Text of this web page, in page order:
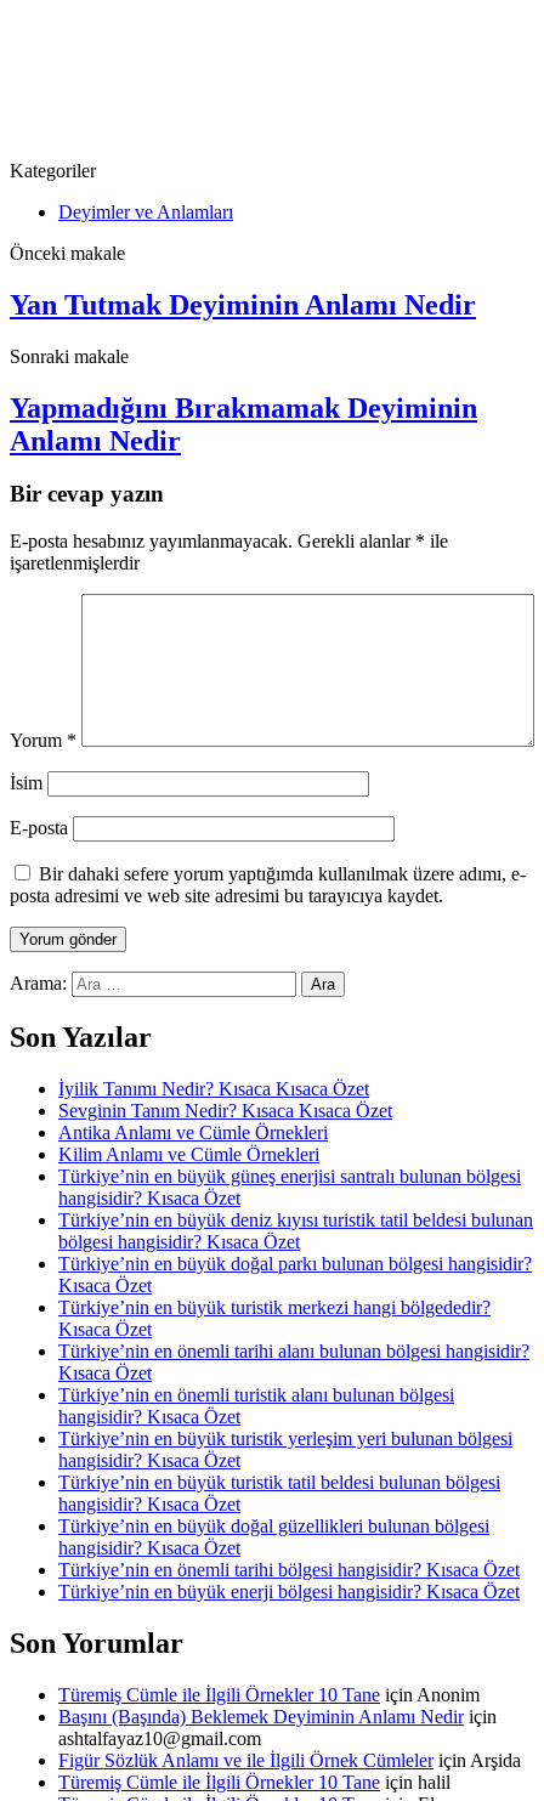
Kategoriler
Deyimler ve Anlamları
Önceki makale
Yan Tutmak Deyiminin Anlamı Nedir
Sonraki makale
Yapmadığını Bırakmamak Deyiminin
Anlamı Nedir
Bir cevap yazın
E-posta hesabınız yayımlanmayacak. Gerekli alanlar * ile
işaretlenmişlerdir
Yorum *
İsim
E-posta
Bir dahaki sefere yorum yaptığımda kullanılmak üzere adımı, e-
posta adresimi ve web site adresimi bu tarayıcıya kaydet.
Arama:
Son Yazılar
İyilik Tanımı Nedir? Kısaca Kısaca Özet
Sevginin Tanım Nedir? Kısaca Kısaca Özet
Antika Anlamı ve Cümle Örnekleri
Kilim Anlamı ve Cümle Örnekleri
Türkiye’nin en büyük güneş enerjisi santralı bulunan bölgesi
hangisidir? Kısaca Özet
Türkiye’nin en büyük deniz kıyısı turistik tatil beldesi bulunan
bölgesi hangisidir? Kısaca Özet
Türkiye’nin en büyük doğal parkı bulunan bölgesi hangisidir?
Kısaca Özet
Türkiye’nin en büyük turistik merkezi hangi bölgededir?
Kısaca Özet
Türkiye’nin en önemli tarihi alanı bulunan bölgesi hangisidir?
Kısaca Özet
Türkiye’nin en önemli turistik alanı bulunan bölgesi
hangisidir? Kısaca Özet
Türkiye’nin en büyük turistik yerleşim yeri bulunan bölgesi
hangisidir? Kısaca Özet
Türkiye’nin en büyük turistik tatil beldesi bulunan bölgesi
hangisidir? Kısaca Özet
Türkiye’nin en büyük doğal güzellikleri bulunan bölgesi
hangisidir? Kısaca Özet
Türkiye’nin en önemli tarihi bölgesi hangisidir? Kısaca Özet
Türkiye’nin en büyük enerji bölgesi hangisidir? Kısaca Özet
Son Yorumlar
Türemiş Cümle ile İlgili Örnekler 10 Tane için Anonim
Başını (Başında) Beklemek Deyiminin Anlamı Nediriçin
ashtalfayaz10@gmail.com
Figür Sözlük Anlamı ve ile İlgili Örnek Cümleleriçin Arşida
Türemiş Cümle ile İlgili Örnekler 10 Tane için halil